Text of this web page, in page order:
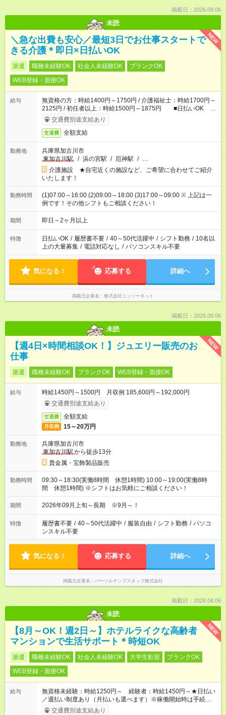
掲載日：2026.08.06
未読
NEW
＼急な出費も安心／最短3日でお仕事スタートで
きる介護＊即日×日払いOK
派遣 職種未経験OK 社会人未経験OK
ブランクOK
WEB登録・面接OK
給与
無資格の方：時給1400円～1750円 / 介護福祉士：時給1700円～
2125円 / 初任者以上：時給1500円～1875円 ■日払いOK ■
日収例：1万1200円（時給1400円×8h）
交通費別途支給あり
交通費 全額支給
勤務地
兵庫県加古川市
東加古川駅
/ 浜の宮駅 / 厄神駅 / …
介護施設 ★自宅近くの施設など、ご希望に合わせてご紹介
いたします！
勤務時間
(1)07:00～16:00 (2)09:00～18:00 (3)17:00～09:00 ※ 上記は一
例です！その他シフトもご相談ください！
期間 即日～2ヶ月以上
特徴 日払いOK / 履歴書不要 / 40～50代活躍中 / シフト勤務 / 10名以
上の大量募集 / 電話対応なし / パソコンスキル不要
気になる！ 応募する 詳細へ
掲載元企業名 株式会社ニッソーネット
掲載日：2026.08.06
未読
NEW
【週4日×時間相談OK！】ジュエリー販売のお
仕事
派遣 職種未経験OK ブランクOK WEB登録・面接OK
給与
時給1450円～1500円 月収例 185,600円～192,000円
交通費別途支給あり
交通費 全額支給
月収例 15～20万円
勤務地
兵庫県加古川市
東加古川駅から徒歩13分
貴金属・宝飾製品販売
勤務時間
09:30～18:30(実働8時間 休憩1時間) 10:00～19:00(実働8時
間 休憩1時間) ※シフトはお気軽にご相談ください！
期間 2026年09月上旬～長期 ※9月～！
特徴 履歴書不要 / 40～50代活躍中 / 服装自由 / シフト勤務 / パソコ
ンスキル不要
気になる！ 応募する 詳細へ
掲載元企業名 パーソルテンプスタッフ株式会社
掲載日：2026.08.06
未読
NEW
【8月～OK！週2日～】ホテルライクな高齢者
マンションで生活サポート＊時短OK
派遣 職種未経験OK 社会人未経験OK 大学生歓迎
ブランクOK
WEB登録・面接OK
給与
無資格未経験：時給1250円～ 経験者：時給1450円～★日払い
／週払い制度あり（月払いも選べます）※稼働開始時は手続き完
了次第のお支払いとなります。
交通費別途支給あり